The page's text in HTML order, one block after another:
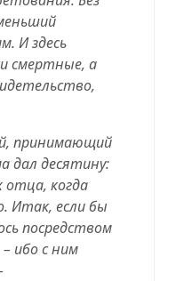
И здесь
смертные, а
принимающий
дал десятину:
отца, когда
Итак, если бы
посредством
ибо с ним